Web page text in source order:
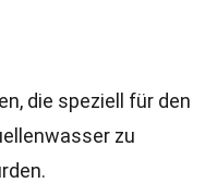
die speziell für den
zu